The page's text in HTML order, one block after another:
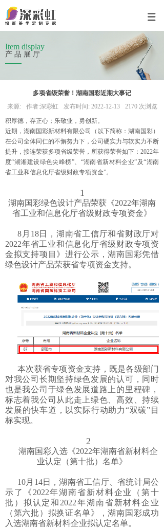
产品展厅
Item display
多项省级荣誉！湖南国彩近期大事记
来源:
作者:深彩虹 发布时间: 2022-12-13 2170 次浏览
积厚德，存正心；乐敬业，勇创新。
近期，湖南国彩新材料有限公司（以下简称：湖南国彩）
在公司全体同仁的不懈努力下，公司硬实力与软实力不断
提升，接连荣获多项省级荣誉，所获得荣誉如下：2022年
度“湖湘建设绿色尖峰榜”、“湖南省新材料企业”及“湖南
省工业和信息化厅省级财政专项资金”。
1
湖南国彩绿色设计产品荣获《2022年湖南
省工业和信息化厅省级财政专项资金》
8月18日，湖南省工信厅和省财政厅对
2022年省工业和信息化厅省级财政专项资
金拟支持项目》进行公示，湖南国彩凭借
绿色设计产品荣获省专项资金支持。
本次获省专项资金支持，既是各级部门
对我公司长期坚持绿色发展的认可，同时
也是我公司于绿色发展道路上的里程碑，
标志着我公司从此走上绿色、高效、持续
发展的快车道，以实际行动助力“双碳”目
标实现。
2
湖南国彩入选《2022年湖南省新材料企
业认定（第十批）名单》
10月14日，湖南省工信厅、省统计局公
示了《2022年湖南省新材料企业（第十
批）拟认定和2022年湖南省新材料企业
（第六批）拟换证名单》，湖南国彩成功
入选湖南省新材料企业拟认定名单。